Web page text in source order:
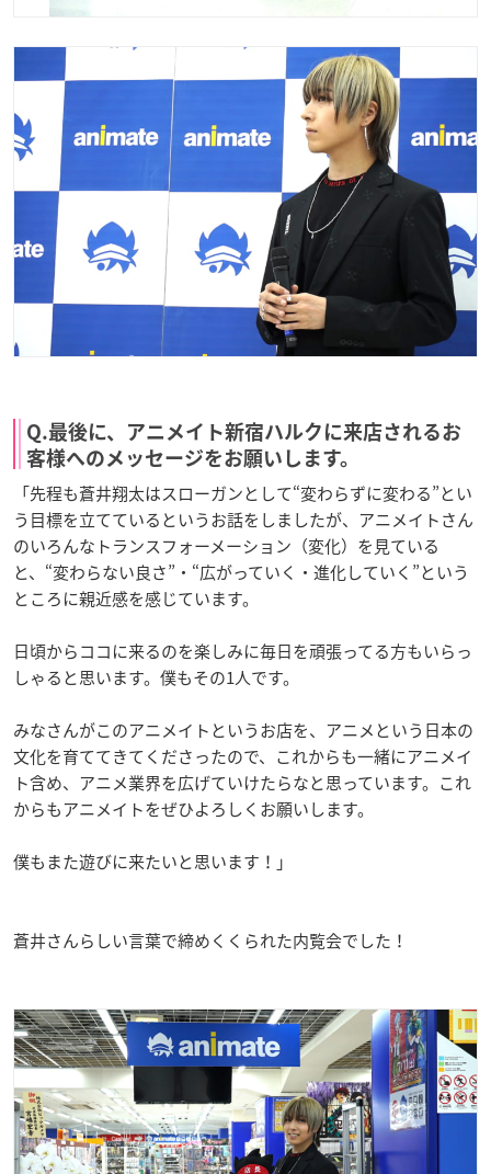
Q.最後に、アニメイト新宿ハルクに来店されるお
客様へのメッセージをお願いします。
「先程も蒼井翔太はスローガンとして“変わらずに変わる”とい
う目標を立てているというお話をしましたが、アニメイトさん
のいろんなトランスフォーメーション（変化）を見ている
と、“変わらない良さ”・“広がっていく・進化していく”という
ところに親近感を感じています。
日頃からココに来るのを楽しみに毎日を頑張ってる方もいらっ
しゃると思います。僕もその1人です。
みなさんがこのアニメイトというお店を、アニメという日本の
文化を育ててきてくださったので、これからも一緒にアニメイ
ト含め、アニメ業界を広げていけたらなと思っています。これ
からもアニメイトをぜひよろしくお願いします。
僕もまた遊びに来たいと思います！」
蒼井さんらしい言葉で締めくくられた内覧会でした！